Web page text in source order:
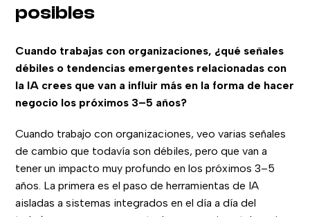
posibles
Cuando trabajas con organizaciones, ¿qué señales
débiles o tendencias emergentes relacionadas con
la IA crees que van a influir más en la forma de hacer
negocio los próximos 3–5 años?
Cuando trabajo con organizaciones, veo varias señales
de cambio que todavía son débiles, pero que van a
tener un impacto muy profundo en los próximos 3–5
años. La primera es el paso de herramientas de IA
aisladas a sistemas integrados en el día a día del